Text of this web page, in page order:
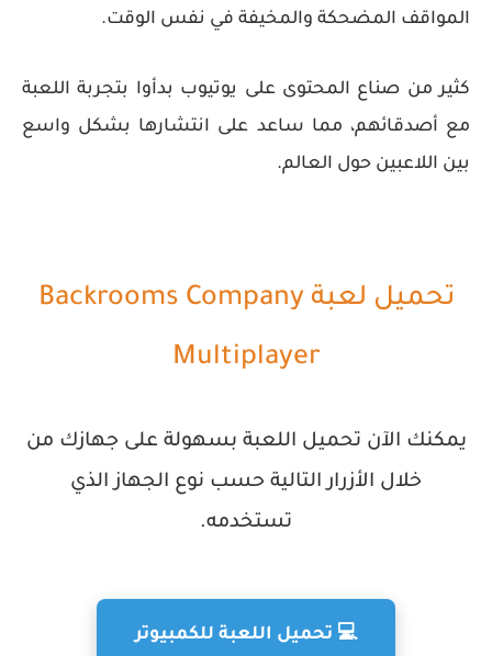
المواقف المضحكة والمخيفة في نفس الوقت.
كثير من صناع المحتوى على يوتيوب بدأوا بتجربة اللعبة
مع أصدقائهم، مما ساعد على انتشارها بشكل واسع
بين اللاعبين حول العالم.
تحميل لعبة Backrooms Company
Multiplayer
يمكنك الآن تحميل اللعبة بسهولة على جهازك من
خلال الأزرار التالية حسب نوع الجهاز الذي
تستخدمه.
💻 تحميل اللعبة للكمبيوتر